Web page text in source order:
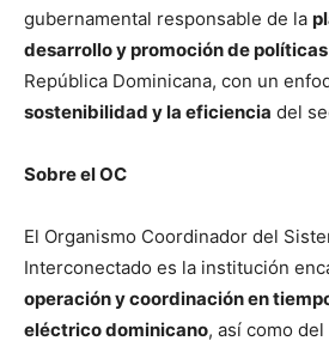
gubernamental responsable de la
desarrollo y promoción de
República Dominicana, con un
sostenibilidad y la eficiencia del
Sobre el OC
El Organismo Coordinador del
Interconectado es la institución
operación y coordinación en
eléctrico dominicano, así como